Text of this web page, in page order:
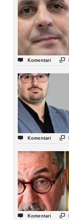
 Komentari 
 Komentari 
 Komentari 